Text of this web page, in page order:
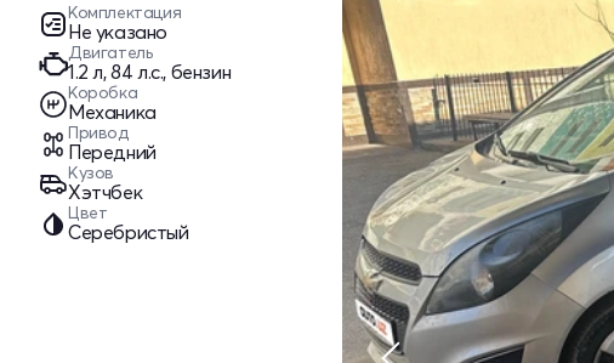
Комплектация
Не указано
Двигатель
1.2 л, 84 л.с., бензин
Коробка
Механика
Привод
Передний
Кузов
Хэтчбек
Цвет
Серебристый